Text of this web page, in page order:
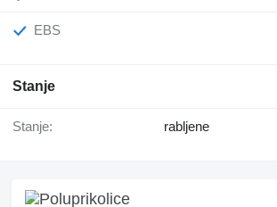
EBS
Stanje
Stanje: rabljene